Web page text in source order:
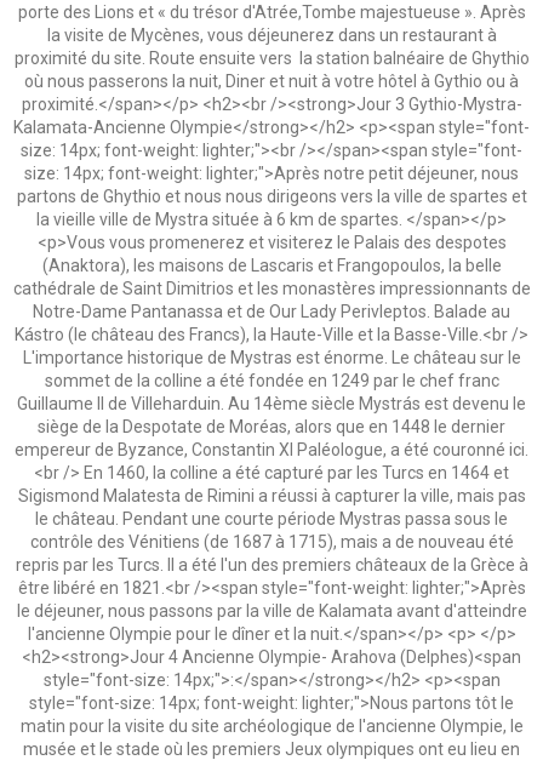
porte des Lions et « du trésor d'Atrée,Tombe majestueuse ». Après
la visite de Mycènes, vous déjeunerez dans un restaurant à
proximité du site. Route ensuite vers la station balnéaire de Ghythio
où nous passerons la nuit, Diner et nuit à votre hôtel à Gythio ou à
proximité.</span></p> <h2><br /><strong>Jour 3 Gythio-Mystra-
Kalamata-Ancienne Olympie</strong></h2> <p><span style="font-
size: 14px; font-weight: lighter;"><br /></span><span style="font-
size: 14px; font-weight: lighter;">Après notre petit déjeuner, nous
partons de Ghythio et nous nous dirigeons vers la ville de spartes et
la vieille ville de Mystra située à 6 km de spartes. </span></p>
<p>Vous vous promenerez et visiterez le Palais des despotes
(Anaktora), les maisons de Lascaris et Frangopoulos, la belle
cathédrale de Saint Dimitrios et les monastères impressionnants de
Notre-Dame Pantanassa et de Οur Lady Perivleptos. Balade au
Kástro (le château des Francs), la Haute-Ville et la Basse-Ville.<br />
L'importance historique de Mystras est énorme. Le château sur le
sommet de la colline a été fondée en 1249 par le chef franc
Guillaume II de Villeharduin. Au 14ème siècle Mystrás est devenu le
siège de la Despotate de Moréas, alors que en 1448 le dernier
empereur de Byzance, Constantin XI Paléologue, a été couronné ici.
<br /> En 1460, la colline a été capturé par les Turcs en 1464 et
Sigismond Malatesta de Rimini a réussi à capturer la ville, mais pas
le château. Pendant une courte période Mystras passa sous le
contrôle des Vénitiens (de 1687 à 1715), mais a de nouveau été
repris par les Turcs. Il a été l'un des premiers châteaux de la Grèce à
être libéré en 1821.<br /><span style="font-weight: lighter;">Après
le déjeuner, nous passons par la ville de Kalamata avant d'atteindre
l'ancienne Olympie pour le dîner et la nuit.</span></p> <p> </p>
<h2><strong>Jour 4 Ancienne Olympie- Arahova (Delphes)<span
style="font-size: 14px;">:</span></strong></h2> <p><span
style="font-size: 14px; font-weight: lighter;">Nous partons tôt le
matin pour la visite du site archéologique de l'ancienne Olympie, le
musée et le stade où les premiers Jeux olympiques ont eu lieu en